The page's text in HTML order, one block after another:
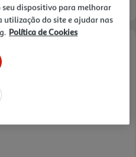
dispositivo para melhorar
utilização do site e ajudar nas
Política de Cookies